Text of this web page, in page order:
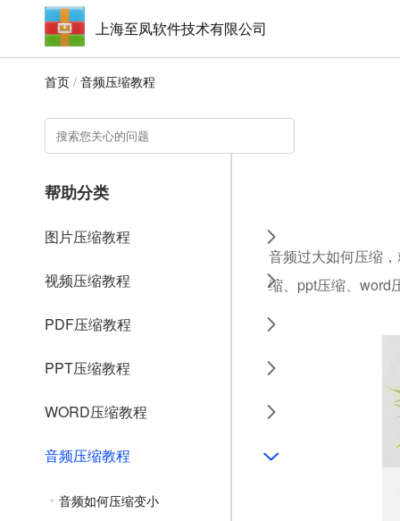
上海至凤软件技术有限公司
首页 / 音频压缩教程
帮助分类
图片压缩教程
视频压缩教程
PDF压缩教程
PPT压缩教程
WORD压缩教程
音频压缩教程
音频如何压缩变小
音频过大如何压缩
缩、ppt压缩、word